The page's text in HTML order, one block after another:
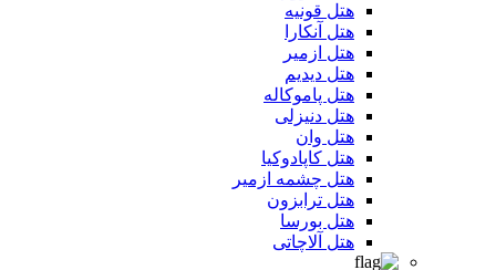
هتل قونیه
هتل آنکارا
هتل ازمیر
هتل دیدیم
هتل پاموکاله
هتل دنیزلی
هتل وان
هتل کاپادوکیا
هتل چشمه ازمیر
هتل ترابزون
هتل بورسا
هتل آلاچاتی